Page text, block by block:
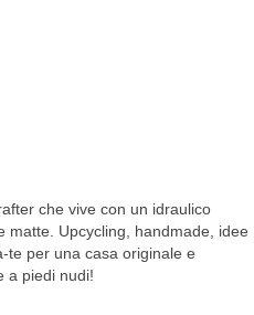
che vive con un idraulico
matte. Upcycling, handmade, idee
te per una casa originale e
a piedi nudi!